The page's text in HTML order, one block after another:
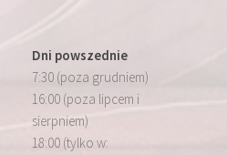
Dni powszednie
7:30 (poza grudniem)
16:00 (poza lipcem i
sierpniem)
18:00 (tylko w: